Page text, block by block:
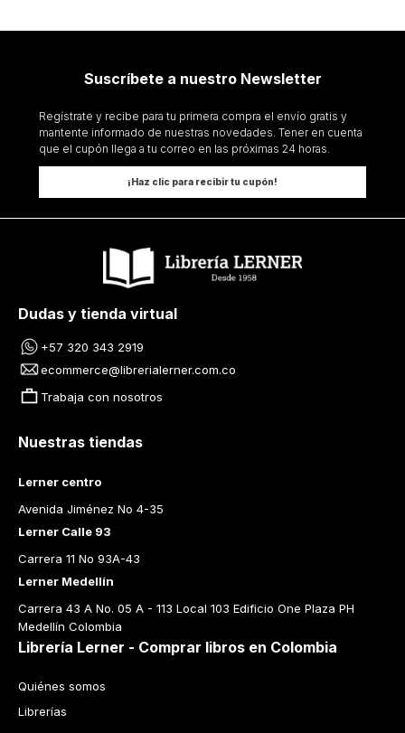
Suscríbete a nuestro Newsletter
Regístrate y recibe para tu primera compra el envío gratis y
mantente informado de nuestras novedades. Tener en cuenta
que el cupón llega a tu correo en las próximas 24 horas.
¡Haz clic para recibir tu cupón!
Dudas y tienda virtual
+57 320 343 2919
ecommerce@librerialerner.com.co
Trabaja con nosotros
Nuestras tiendas
Lerner centro
Avenida Jiménez No 4-35
Lerner Calle 93
Carrera 11 No 93A-43
Lerner Medellín
Carrera 43 A No. 05 A - 113 Local 103 Edificio One Plaza PH
Medellín Colombia
Librería Lerner - Comprar libros en Colombia
Quiénes somos
Librerías